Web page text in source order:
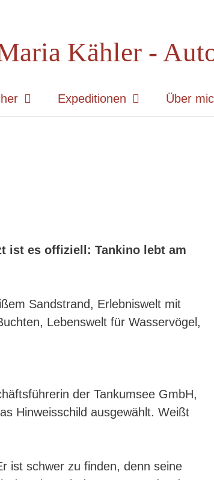
Kähler -
Expeditionen Über
ist es offiziell: Tankino lebt am
Sandstrand, Erlebniswelt mit
Lebenswelt für Wasservögel,
der Tankumsee GmbH,
Hinweisschild ausgewählt. Weißt
ist schwer zu finden, denn seine